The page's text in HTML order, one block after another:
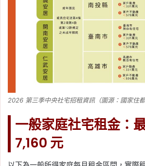
2026 第三季中央社宅招租資訊（圖源：國家住都
一般家庭社宅租金：
7,160 元